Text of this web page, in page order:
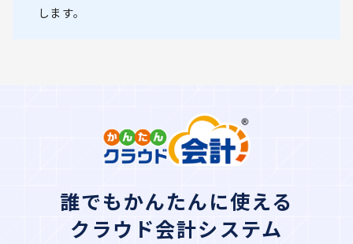
します。
誰でもかんたんに使える
クラウド会計システム